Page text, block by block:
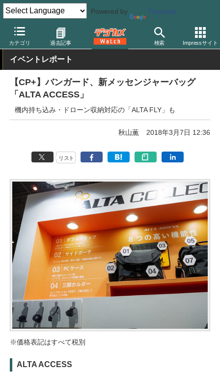
Powered by Translate
カテゴリ 過去記事 検索 Impressサイト
デジカメ Watch 撮影用品 三脚/一脚/雲台 バンガード
イベントレポート
【CP+】バンガード、新メッセンジャーバッグ
「ALTA ACCESS」
機内持ち込み・ドローン収納対応の「ALTA FLY」も
秋山薫 2018年3月7日 12:36
リスト
※価格表記はすべて税別
ALTA ACCESS